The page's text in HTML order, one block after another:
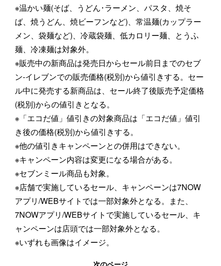
※温かい麺(そば、うどん･ラーメン、パスタ、焼そ
ば、焼うどん、焼ビーフンなど)、常温麺(カップラー
メン、袋麺など)、冷蔵袋麺、低カロリー麺、とうふ
麺、冷凍麺は対象外。
※販売中の新商品は発売日からセール前日までのセブ
ン‐イレブンでの販売価格(税別)から値引きする。セー
ル中に発売する新商品は、セール終了後販売予定価格
(税別)からの値引きとなる。
※「エコだ値」値引きの対象商品は「エコだ値」値引
き後の価格(税別)から値引きする。
※他の値引きキャンペーンとの併用はできない。
※キャンペーン内容は変更になる場合がある。
※セブンミール商品も対象。
※店舗で実施しているセール、キャンペーンは7NOW
アプリ/WEBサイトでは一部対象外となる。また、
7NOWアプリ/WEBサイトで実施しているセール、キ
ャンペーンは店頭では一部対象外となる。
※いずれも画像はイメージ。
次のページ